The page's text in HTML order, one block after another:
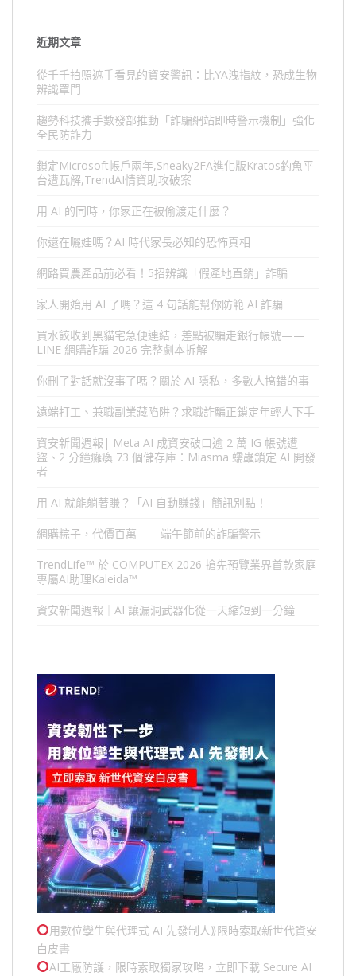
近期文章
從千千拍照遮手看見的資安警訊：比YA洩指紋，恐成生物
辨識罩門
趨勢科技攜手數發部推動「詐騙網站即時警示機制」強化
全民防詐力
鎖定Microsoft帳戶兩年,Sneaky2FA進化版Kratos釣魚平
台遭瓦解,TrendAI情資助攻破案
用 AI 的同時，你家正在被偷渡走什麼？
你還在曬娃嗎？AI 時代家長必知的恐怖真相
網路買農產品前必看！5招辨識「假產地直銷」詐騙
家人開始用 AI 了嗎？這 4 句話能幫你防範 AI 詐騙
買水餃收到黑貓宅急便連結，差點被騙走銀行帳號——
LINE 網購詐騙 2026 完整劇本拆解
你刪了對話就沒事了嗎？關於 AI 隱私，多數人搞錯的事
遠端打工、兼職副業藏陷阱？求職詐騙正鎖定年輕人下手
資安新聞週報| Meta AI 成資安破口逾 2 萬 IG 帳號遭
盜、2 分鐘癱瘓 73 個儲存庫：Miasma 蠕蟲鎖定 AI 開發
者
用 AI 就能躺著賺？「AI 自動賺錢」簡訊別點！
網購粽子，代價百萬——端午節前的詐騙警示
TrendLife™ 於 COMPUTEX 2026 搶先預覽業界首款家庭
專屬AI助理Kaleida™
資安新聞週報｜AI 讓漏洞武器化從一天縮短到一分鐘
用數位孿生與代理式 AI 先發制人⟫限時索取新世代資安
白皮書
AI工廠防護，限時索取獨家攻略，立即下載 Secure AI